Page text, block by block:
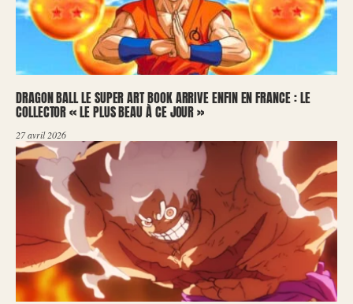
DRAGON BALL LE SUPER ART BOOK ARRIVE ENFIN EN FRANCE : LE
COLLECTOR « LE PLUS BEAU À CE JOUR »
27 avril 2026